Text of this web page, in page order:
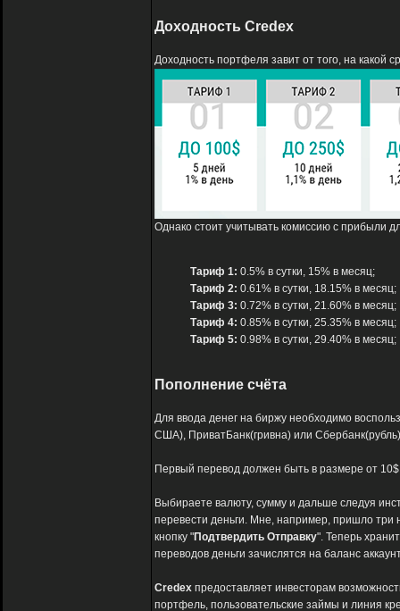
Доходность Credex
Доходность портфеля завит от того, на какой
Однако стоит учитывать комиссию с прибыли
Тариф 1: 0.5% в сутки, 15% в месяц;
Тариф 2: 0.61% в сутки, 18.15% в месяц;
Тариф 3: 0.72% в сутки, 21.60% в месяц;
Тариф 4: 0.85% в сутки, 25.35% в месяц;
Тариф 5: 0.98% в сутки, 29.40% в месяц;
Пополнение счёта
Для ввода денег на биржу необходимо
США), ПриватБанк(гривна) или
Первый перевод должен быть в размере от
Выбираете валюту, сумму и дальше следуя
перевести деньги. Мне, например, пришло три
кнопку "Подтвердить Отправку". Теперь
переводов деньги зачислятся на баланс
Credex предоставляет инвесторам
портфель, пользовательские займы и линия